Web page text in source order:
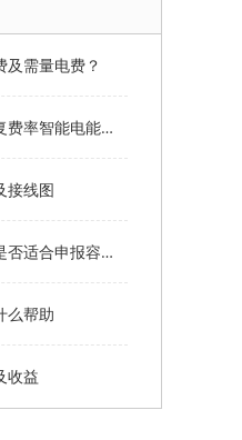
及需量电费？
分时电价计量需要什么样的复费率智能电能表？
接线图
工业用电电费高，如何判断是否适合申报容改需？
么帮助
收益